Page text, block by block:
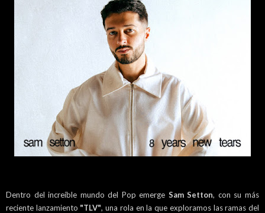
Dentro del increíble mundo del Pop emerge Sam Setton, con su más
reciente lanzamiento "TLV", una rola en la que exploramos las ramas del